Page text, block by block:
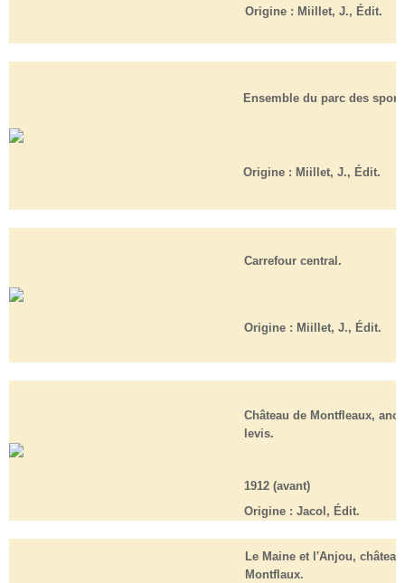
Origine : Miillet, J., Édit.
Ensemble du parc des
Origine : Miillet, J., Édit.
Carrefour central.
Origine : Miillet, J., Édit.
Château de Montfleaux,
levis.
1912 (avant)
Origine : Jacol, Édit.
Le Maine et l'Anjou,
Montflaux.